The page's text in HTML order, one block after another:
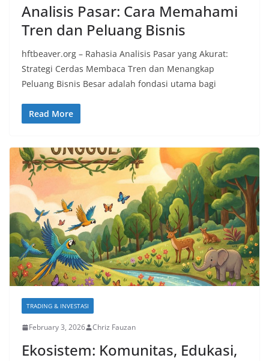
Analisis Pasar: Cara Memahami
Tren dan Peluang Bisnis
hftbeaver.org – Rahasia Analisis Pasar yang Akurat:
Strategi Cerdas Membaca Tren dan Menangkap
Peluang Bisnis Besar adalah fondasi utama bagi
Read More
TRADING & INVESTASI
February 3, 2026 Chriz Fauzan
Ekosistem: Komunitas, Edukasi,